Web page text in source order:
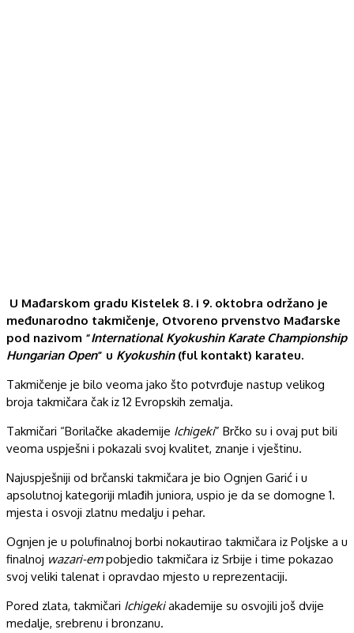
U Mađarskom gradu Kistelek 8. i 9. oktobra održano je
međunarodno takmičenje, Otvoreno prvenstvo Mađarske
pod nazivom “International Kyokushin Karate Championship
Hungarian Open” u Kyokushin(ful kontakt) karateu.
Takmičenje je bilo veoma jako što potvrđuje nastup velikog
broja takmičara čak iz 12 Evropskih zemalja.
Takmičari “Borilačke akademije Ichigeki” Brčko su i ovaj put bili
veoma uspješni i pokazali svoj kvalitet, znanje i vještinu.
Najuspješniji od brčanski takmičara je bio Ognjen Garić i u
apsolutnoj kategoriji mlađih juniora, uspio je da se domogne 1.
mjesta i osvoji zlatnu medalju i pehar.
Ognjen je u polufinalnoj borbi nokautirao takmičara iz Poljske a u
finalnoj wazari-empobjedio takmičara iz Srbije i time pokazao
svoj veliki talenat i opravdao mjesto u reprezentaciji.
Pored zlata, takmičari Ichigekiakademije su osvojili još dvije
medalje, srebrenu i bronzanu.